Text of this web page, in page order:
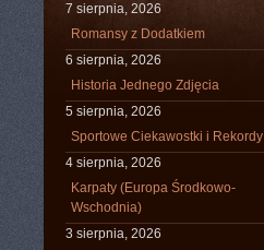
7 sierpnia, 2026
Romansy z Dodatkiem
6 sierpnia, 2026
Historia Jednego Zdjęcia
5 sierpnia, 2026
Sportowe Ciekawostki i Rekordy
4 sierpnia, 2026
Karpaty (Europa Środkowo-
Wschodnia)
3 sierpnia, 2026